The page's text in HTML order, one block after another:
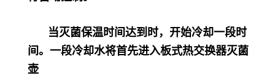
当灭菌保温时间达到时，开始冷却一段时
间。一段冷却水将首先进入板式热交换器灭菌
壶